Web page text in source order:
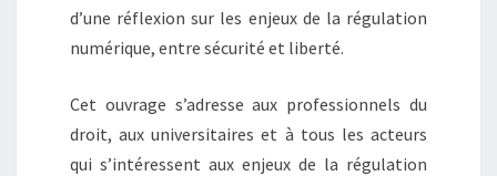
d’une réflexion sur les enjeux de la régulation
numérique, entre sécurité et liberté.
Cet ouvrage s’adresse aux professionnels du
droit, aux universitaires et à tous les acteurs
qui s’intéressent aux enjeux de la régulation